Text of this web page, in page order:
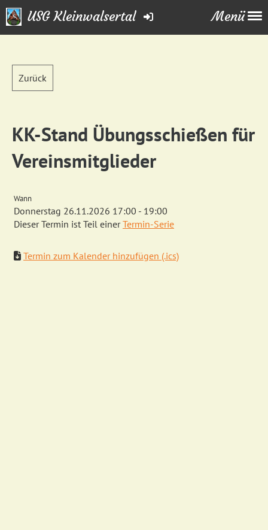
Menü
USG Kleinwalsertal
Zurück
KK-Stand Übungsschießen für
Vereinsmitglieder
Wann
Donnerstag 26.11.2026 17:00 - 19:00
Dieser Termin ist Teil einerTermin-Serie
Termin zum Kalender hinzufügen (.ics)